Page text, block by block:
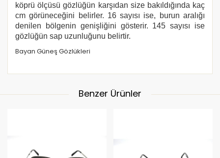
köprü ölçüsü gözlüğün karşıdan size bakıldığında kaç
cm görüneceğini belirler. 16 sayısı ise, burun aralığı
denilen bölgenin genişliğini gösterir. 145 sayısı ise
gözlüğün sap uzunluğunu belirtir.
Bayan Güneş Gözlükleri
Benzer Ürünler